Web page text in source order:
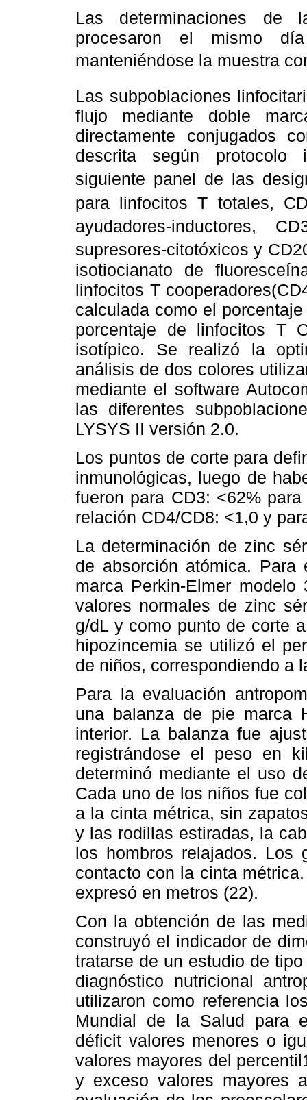
Las determinaciones de
procesaron el mismo
manteniéndose la muestra
Las subpoblaciones
flujo mediante doble
directamente conjugados
descrita según protocolo
siguiente panel de las
para linfocitos T totales,
ayudadores-inductores,
supresores-citotóxicos y
isotiocianato de
linfocitos T
calculada como el
porcentaje de linfocitos T
isotípico. Se realizó la
análisis de dos colores
mediante el software
las diferentes
LYSYS II versión 2.0.
Los puntos de corte para
inmunológicas, luego de
fueron para CD3: <62%
relación CD4/CD8: <1,0 y
La determinación de zinc
de absorción atómica. Para
marca Perkin-Elmer
valores normales de zinc
g/dL y como punto de corte
hipozincemia se utilizó el
de niños, correspondiendo a
Para la evaluación
una balanza de pie marca
interior. La balanza fue
registrándose el peso en
determinó mediante el uso
Cada uno de los niños fue
a la cinta métrica, sin
y las rodillas estiradas, la
los hombros relajados. Los
contacto con la cinta
expresó en metros (22).
Con la obtención de las
construyó el indicador de
tratarse de un estudio de
diagnóstico nutricional
utilizaron como referencia
Mundial de la Salud para
déficit valores menores o
valores mayores del
y exceso valores mayores